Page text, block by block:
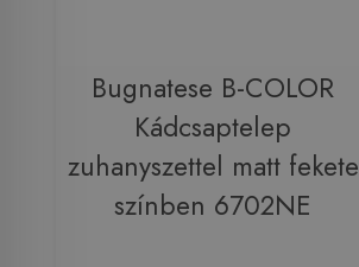
Bugnatese B-COLOR
Kádcsaptelep
zuhanyszettel matt fekete
színben 6702NE